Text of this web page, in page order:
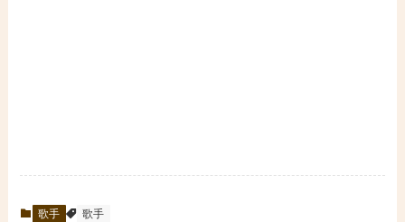
歌手 歌手